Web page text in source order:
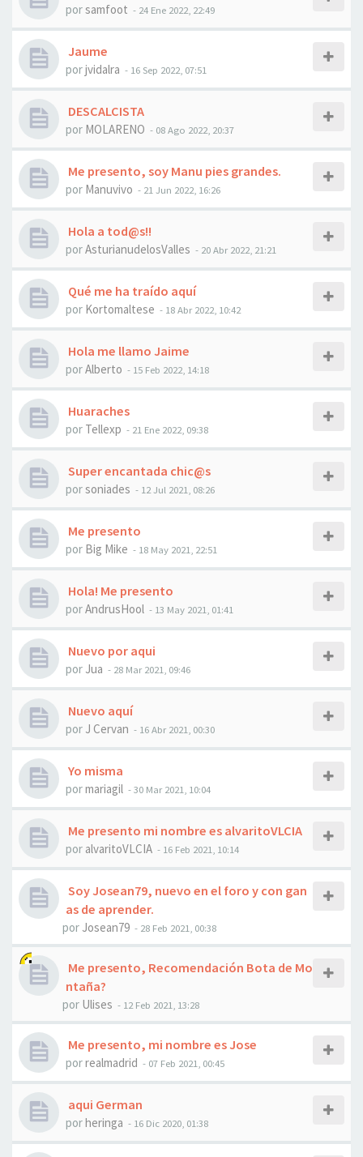
porsamfoot - 24 Ene 2022, 22:49
Jaume
porjvidalra - 16 Sep 2022, 07:51
DESCALCISTA
por MOLARENO - 08 Ago 2022, 20:37
Me presento, soy Manu pies grandes.
por Manuvivo - 21 Jun 2022, 16:26
Hola a tod@s!!
porAsturianudelosValles - 20 Abr 2022, 21:21
Qué me ha traído aquí
por Kortomaltese - 18 Abr 2022, 10:42
Hola me llamo Jaime
porAlberto - 15 Feb 2022, 14:18
Huaraches
por Tellexp - 21 Ene 2022, 09:38
Super encantada chic@s
porsoniades - 12 Jul 2021, 08:26
Me presento
por Big Mike - 18 May 2021, 22:51
Hola! Me presento
porAndrusHool - 13 May 2021, 01:41
Nuevo por aqui
por Jua - 28 Mar 2021, 09:46
Nuevo aquí
por J Cervan - 16 Abr 2021, 00:30
Yo misma
pormariagil - 30 Mar 2021, 10:04
Me presento mi nombre es alvaritoVLCIA
por alvaritoVLCIA - 16 Feb 2021, 10:14
Soy Josean79, nuevo en el foro y con gan
as de aprender.
por Josean79 - 28 Feb 2021, 00:38
Me presento, Recomendación Bota de Mo
ntaña?
por Ulises - 12 Feb 2021, 13:28
Me presento, mi nombre es Jose
porrealmadrid - 07 Feb 2021, 00:45
aqui German
porheringa - 16 Dic 2020, 01:38